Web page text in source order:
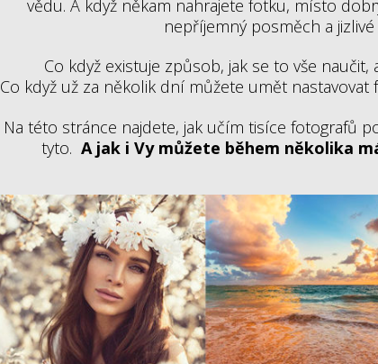
vědu. A když někam nahrajete fotku, místo
nepříjemný posměch a
Co když existuje způsob, jak se to vše
Co když už za několik dní můžete umět
Na této stránce najdete, jak učím tisíce fotografů
tyto. A jak i Vy můžete během několika